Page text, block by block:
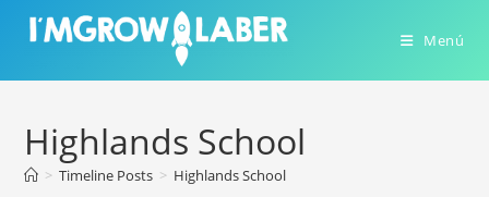
Menú
Highlands School
> Timeline Posts > Highlands School